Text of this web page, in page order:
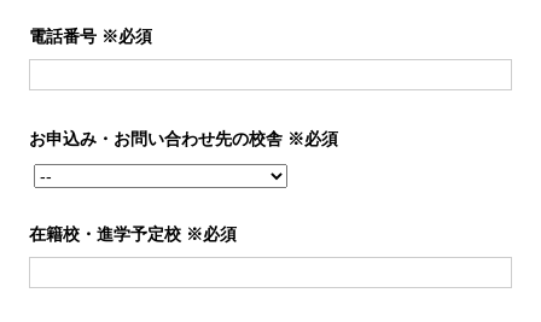
電話番号 ※必須
お申込み・お問い合わせ先の校舎 ※必須
在籍校・進学予定校 ※必須